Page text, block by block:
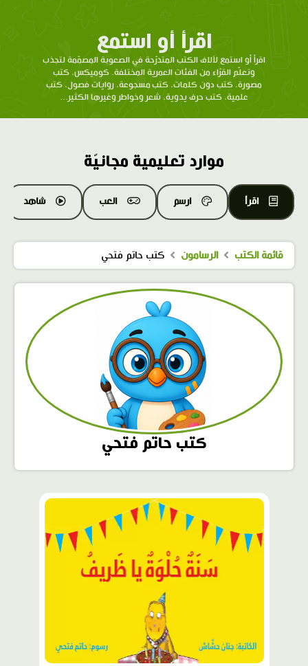
اقرأ أو استمع
اقرأ أو استمع لآلاف الكتب المتدرّحة في الصعوبة المصمّمة لتجذب
وتعلّم القرّاء من الفئات العمرية المختلفة. كوميكس، كتب
مصورة، كتب دون كلمات، كتب مسجوعة، روايات فصول، كتب
علمية، كتب حرف يدوية، شعر وخواطر وغيرها الكثير...
موارد تعليمية مجانيّة
اقرأ ارسم العب شاهد
قائمة الكتب الرسامون كتب حاتم فتحي
كتب حاتم فتحي
محتوى